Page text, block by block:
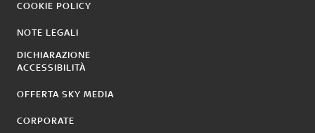
COOKIE POLICY
NOTE LEGALI
DICHIARAZIONE
ACCESSIBILITÀ
OFFERTA SKY MEDIA
CORPORATE